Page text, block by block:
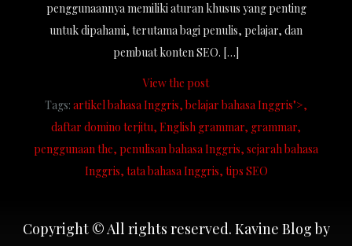
penggunaannya memiliki aturan khusus yang penting
untuk dipahami, terutama bagi penulis, pelajar, dan
pembuat konten SEO. […]
View the post
Tags: artikel bahasa Inggris belajar bahasa Inggris">
daftar domino terjitu English grammar grammar
penggunaan the penulisan bahasa Inggris sejarah bahasa
Inggris tata bahasa Inggris tips SEO
Copyright © All rights reserved. Kavine Blog by